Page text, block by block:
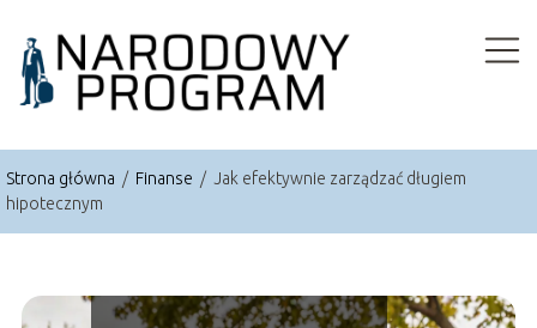
Strona główna / Finanse / Jak efektywnie zarządzać długiem
hipotecznym